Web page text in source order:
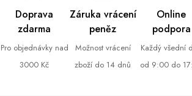
Doprava
zdarma
Pro objednávky nad
3000 Kč
Záruka vrácení
peněz
Možnost vrácení
zboží do 14 dnů
Online
podpora
Každý všední
od 9:00 do